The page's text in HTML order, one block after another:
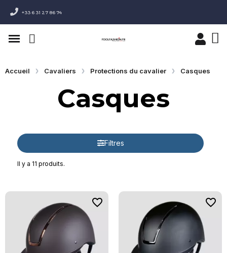
+33 6 31 27 86 74
Accueil Cavaliers Protections du cavalier Casques
Casques
Il y a 11 produits.
Filtres
favorite_border favorite_border